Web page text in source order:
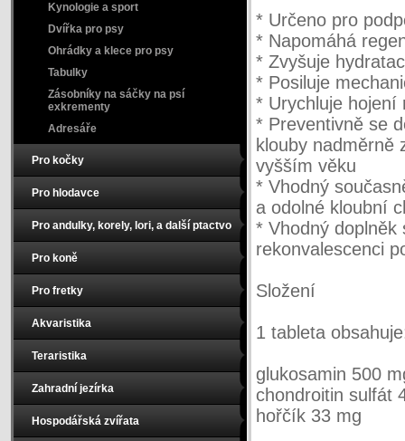
* Určeno pro
* Napomáhá
* Zvyšuje
* Posiluje
* Urychluje hojení
* Preventivně se
klouby nadměrně
vyšším věku
* Vhodný
a odolné kloubní
* Vhodný doplněk
rekonvalescenci
Složení
1 tableta
glukosamin 500
chondroitin sulfát
hořčík 33 mg
Kynologie a sport
Dvířka pro psy
Ohrádky a klece pro psy
Tabulky
Zásobníky na sáčky na psí
exkrementy
Adresáře
Pro kočky
Pro hlodavce
Pro andulky, korely, lori, a další ptactvo
Pro koně
Pro fretky
Akvaristika
Teraristika
Zahradní jezírka
Hospodářská zvířata